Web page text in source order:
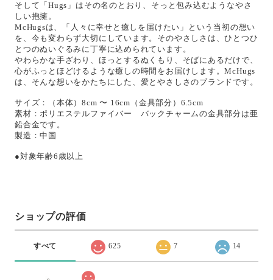
そして「Hugs」はその名のとおり、そっと包み込むようなやさ
しい抱擁。
McHugsは、「人々に幸せと癒しを届けたい」という当初の想い
を、今も変わらず大切にしています。そのやさしさは、ひとつひ
とつのぬいぐるみに丁寧に込められています。
やわらかな手ざわり、ほっとするぬくもり、そばにあるだけで、
心がふっとほどけるような癒しの時間をお届けします。McHugs
は、そんな想いをかたちにした、愛とやさしさのブランドです。
サイズ：（本体）8cm 〜 16cm（金具部分）6.5cm
素材：ポリエステルファイバー バックチャームの金具部分は亜
鉛合金です。
製造：中国
●対象年齢6歳以上
ショップの評価
すべて 625 7 14